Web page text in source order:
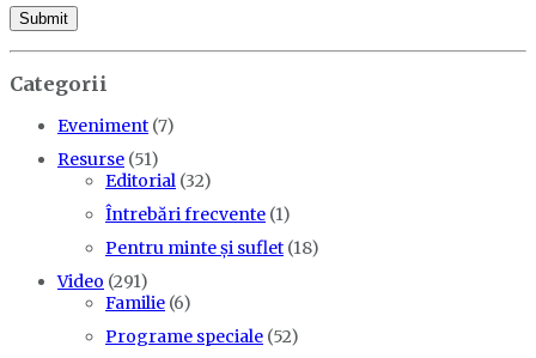
Categorii
Eveniment (7)
Resurse (51)
Editorial (32)
Întrebări frecvente (1)
Pentru minte și suflet (18)
Video (291)
Familie (6)
Programe speciale (52)